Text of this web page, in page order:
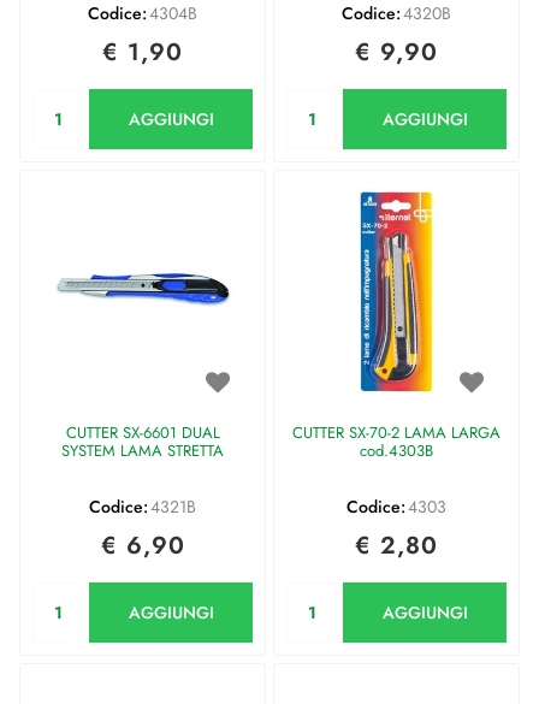
Codice:4304B
€ 1,90
AGGIUNGI
Codice:4320B
€ 9,90
AGGIUNGI
CUTTER SX-6601 DUAL
SYSTEM LAMA STRETTA
Codice:4321B
€ 6,90
AGGIUNGI
CUTTER SX-70-2 LAMA LARGA
cod.4303B
Codice:4303
€ 2,80
AGGIUNGI